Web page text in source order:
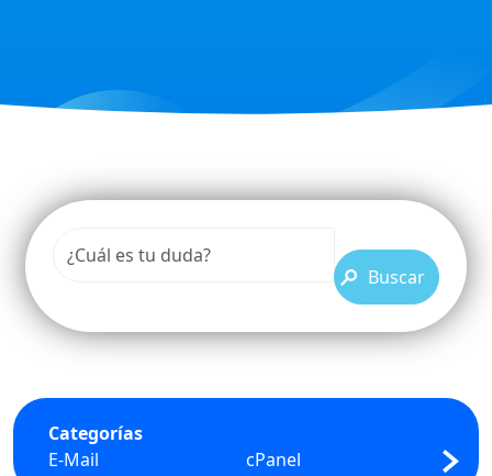
Buscar
Categorías
E-Mail
cPanel FTP